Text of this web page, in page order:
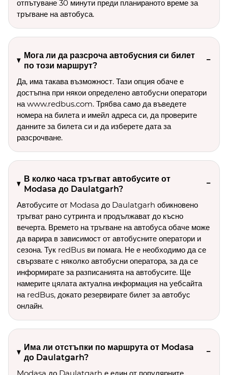
отпътуване 30 минути преди планираното време за
тръгване на автобуса.
Мога ли да разсроча автобусния си билет
по този маршрут?
Да, има такава възможност. Тази опция обаче е
достъпна при някои определено автобусни оператори
на www.redbus.com. Трябва само да въведете
номера на билета и имейл адреса си, да проверите
данните за билета си и да изберете дата за
разсрочване.
В колко часа тръгват автобусите от
Modasa до Daulatgarh?
Автобусите от Modasa до Daulatgarh обикновено
тръгват рано сутринта и продължават до късно
вечерта. Времето на тръгване на автобуса обаче може
да варира в зависимост от автобусните оператори и
сезона. Тук redBus ви помага. Не е необходимо да се
свързвате с няколко автобусни оператора, за да се
информирате за разписанията на автобусите. Ще
намерите цялата актуална информация на уебсайта
на redBus, докато резервирате билет за автобус
онлайн.
Има ли отстъпки по маршрута от Modasa
до Daulatgarh?